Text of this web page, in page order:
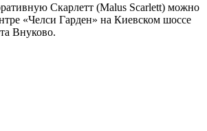
Скарлетт (Malus Scarlett) можно
«Челси Гарден» на Киевском шоссе
Внуково.